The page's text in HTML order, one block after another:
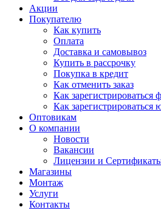
Акции
Покупателю
Как купить
Оплата
Доставка и самовывоз
Купить в рассрочку
Покупка в кредит
Как отменить заказ
Как зарегистрироваться
Как зарегистрироваться
Оптовикам
О компании
Новости
Вакансии
Лицензии и
Магазины
Монтаж
Услуги
Контакты